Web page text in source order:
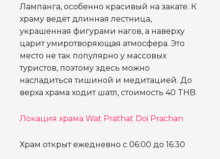
Лампанга, особенно красивый на закате. К
храму ведёт длинная лестница,
украшенная фигурами нагов, а наверху
царит умиротворяющая атмосфера. Это
место не так популярно у массовых
туристов, поэтому здесь можно
насладиться тишиной и медитацией. До
верха храма ходит шатл, стоимость 40 THB.
Локация храма Wat Prathat Doi Prachan
Храм открыт ежедневно с 06:00 до 16:30